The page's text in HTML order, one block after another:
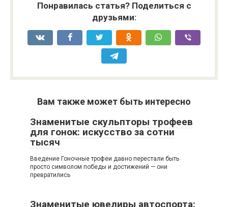
Понравилась статья? Поделиться с
друзьями:
Вам также может быть интересно
Знаменитые скульпторы трофеев
для гонок: искусство за сотни
тысяч
Введение Гоночные трофеи давно перестали быть
просто символом победы и достижений — они
превратились
Знаменитые ювелиры автоспорта: